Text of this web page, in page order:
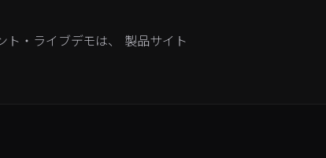
・ライブデモは、 製品サイト